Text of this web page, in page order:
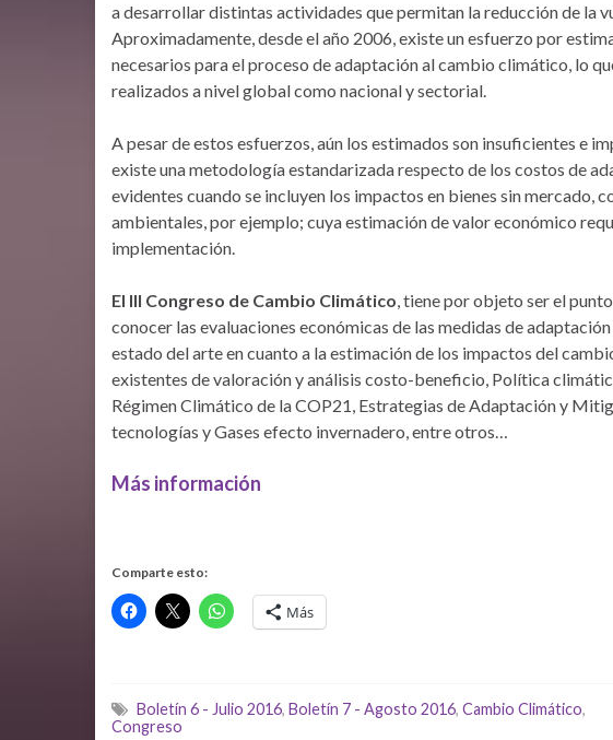
a desarrollar distintas actividades que permitan la reducción de la
Aproximadamente, desde el año 2006, existe un esfuerzo por
necesarios para el proceso de adaptación al cambio climático, lo
realizados a nivel global como nacional y sectorial.
A pesar de estos esfuerzos, aún los estimados son insuficientes e
existe una metodología estandarizada respecto de los costos de
evidentes cuando se incluyen los impactos en bienes sin mercado,
ambientales, por ejemplo; cuya estimación de valor económico
implementación.
El III Congreso de Cambio Climático, tiene por objeto ser el
conocer las evaluaciones económicas de las medidas de
estado del arte en cuanto a la estimación de los impactos del
existentes de valoración y análisis costo-beneficio, Política
Régimen Climático de la COP21, Estrategias de Adaptación y
tecnologías y Gases efecto invernadero, entre otros…
Más información
Comparte esto:
Más
Boletín 6 - Julio 2016, Boletín 7 - Agosto 2016, Cambio Climático,
Congreso